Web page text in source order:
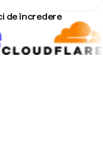
de încredere